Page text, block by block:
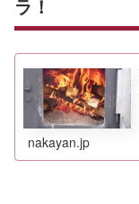
ラ！
nakayan.jp